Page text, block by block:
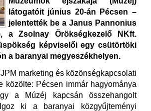
látogatóit június 20-án Pécsen –
jelentették be a Janus Pannonius
a Zsolnay Örökségkezelő NKft.
képviselői egy csütörtöki
a baranyai megyeszékhelyen.
marketing és közönségkapcsolati
közölte: Pécsen immár hagyománya
a Múzéj kapcsán összehangolt
ki a baranyai közgyűjteményi